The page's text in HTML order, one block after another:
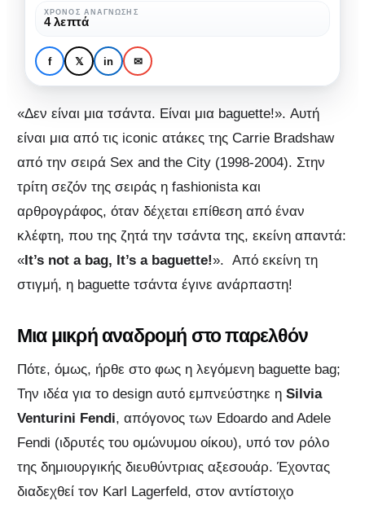
It’s not a bag, It’s a
BAGUETTE!
BAGUETTE!
ΧΡΌΝΟΣ ΑΝΆΓΝΩΣΗΣ
4 λεπτά
f 𝕏 in ✉
«Δεν είναι μια τσάντα. Είναι μια baguette!». Αυτή
είναι μια από τις iconic ατάκες της Carrie Bradshaw
από την σειρά Sex and the City (1998-2004). Στην
τρίτη σεζόν της σειράς η fashionista και
αρθρογράφος, όταν δέχεται επίθεση από έναν
κλέφτη, που της ζητά την τσάντα της, εκείνη απαντά:
« It’s not a bag, It’s a baguette!». Από εκείνη τη
στιγμή, η baguette τσάντα έγινε ανάρπαστη!
Μια μικρή αναδρομή στο παρελθόν
Πότε, όμως, ήρθε στο φως η λεγόμενη baguette bag;
Την ιδέα για το design αυτό εμπνεύστηκε η Silvia
Venturini Fendi, απόγονος των Edoardo and Adele
Fendi (ιδρυτές του ομώνυμου οίκου), υπό τον ρόλο
της δημιουργικής διευθύντριας αξεσουάρ. Έχοντας
διαδεχθεί τον Karl Lagerfeld, στον αντίστοιχο